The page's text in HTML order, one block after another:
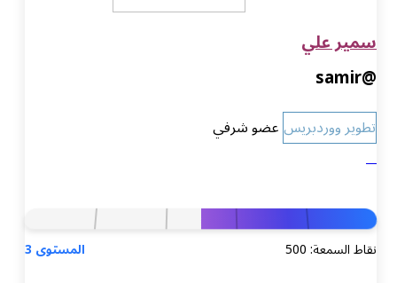
سمير علي
@samir
تطوير ووردبريسعضو شرفي
نقاط السمعة: 500 المستوى 3